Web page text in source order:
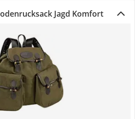
Jagd Komfort